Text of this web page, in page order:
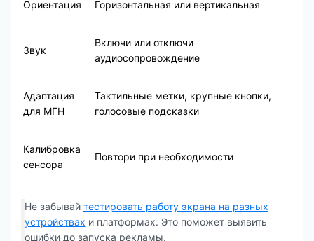
Ориентация Горизонтальная или вертикальная
Звук
Включи или отключи
аудиосопровождение
Адаптация
для МГН
Тактильные метки, крупные кнопки,
голосовые подсказки
Калибровка
сенсора
Повтори при необходимости
Не забывай тестировать работу экрана на разных
устройствах и платформах. Это поможет выявить
ошибки до запуска рекламы.